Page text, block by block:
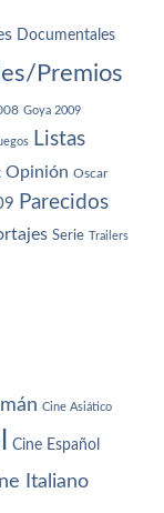
Documentales
Premios
Goya 2009
Listas
Opinión Oscar
Parecidos
Serie Trailers
Cine Asiático
Cine Español
Italiano